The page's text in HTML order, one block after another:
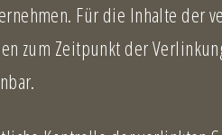
Für die Inhalte
zum Zeitpunkt der